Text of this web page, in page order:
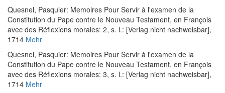
Quesnel, Pasquier: Memoires Pour Servir à l'examen de la
Constitution du Pape contre le Nouveau Testament, en François
avec des Réflexions morales: 2, s. l.: [Verlag nicht nachweisbar],
1714 Mehr
Quesnel, Pasquier: Memoires Pour Servir à l'examen de la
Constitution du Pape contre le Nouveau Testament, en François
avec des Réflexions morales: 3, s. l.: [Verlag nicht nachweisbar],
1714 Mehr